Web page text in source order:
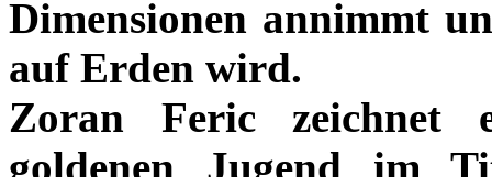
Dimensionen annimmt
auf Erden wird.
Zoran Feric zeichnet
goldenen Jugend im